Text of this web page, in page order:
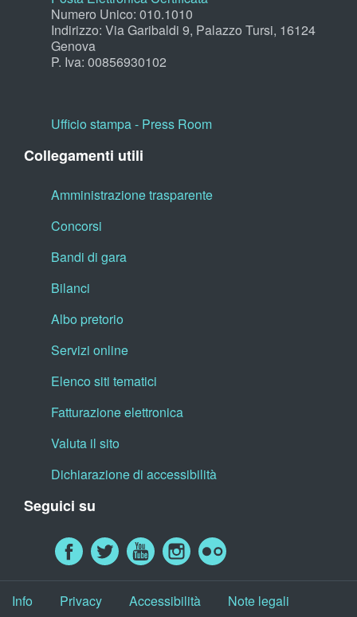
Numero Unico: 010.1010
Indirizzo: Via Garibaldi 9, Palazzo Tursi, 16124
Genova
P. Iva: 00856930102
Ufficio stampa - Press Room
Collegamenti utili
Amministrazione trasparente
Concorsi
Bandi di gara
Bilanci
Albo pretorio
Servizi online
Elenco siti tematici
Fatturazione elettronica
Valuta il sito
Dichiarazione di accessibilità
Seguici su
Info Privacy Accessibilità Note legali